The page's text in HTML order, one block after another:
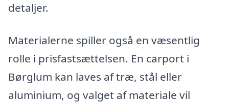
detaljer.
Materialerne spiller også en væsentlig
rolle i prisfastsættelsen. En carport i
Børglum kan laves af træ, stål eller
aluminium, og valget af materiale vil